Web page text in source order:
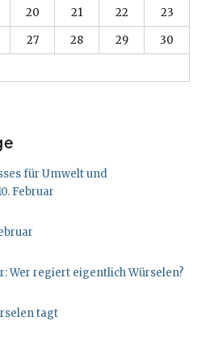
20 21 22
23
27 28 29
30
für Umwelt und
Februar
Wer regiert eigentlich Würselen?
tagt